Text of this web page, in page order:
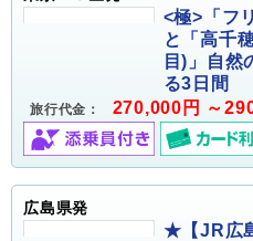
<極>「フ
と「高千
目)」自然
る3日間
旅行代金： 270,000円 ～
広島県発
★【JR広